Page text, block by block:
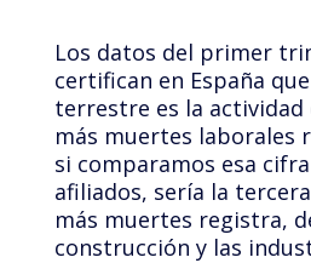
Los datos del primer
certifican en España
terrestre es la actividad
más muertes laborales
si comparamos esa
afiliados, sería la
más muertes registra,
construcción y las